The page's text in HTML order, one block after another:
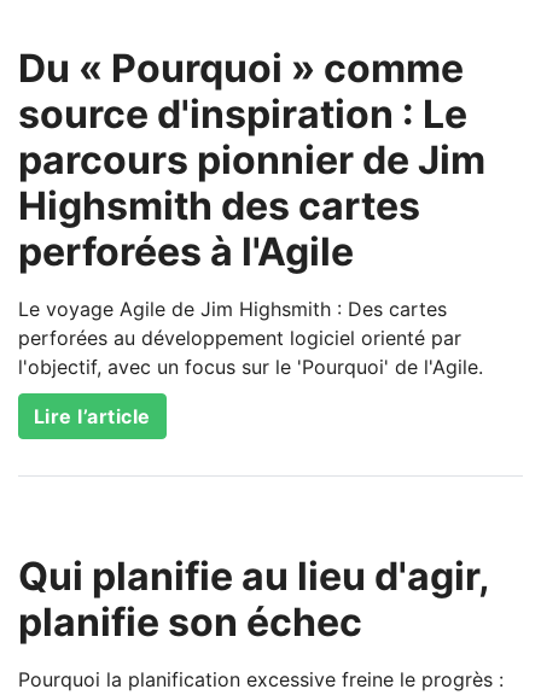
Du « Pourquoi » comme
source d'inspiration : Le
parcours pionnier de Jim
Highsmith des cartes
perforées à l'Agile
Le voyage Agile de Jim Highsmith : Des cartes
perforées au développement logiciel orienté par
l'objectif, avec un focus sur le 'Pourquoi' de l'Agile.
Lire l’article
Qui planifie au lieu d'agir,
planifie son échec
Pourquoi la planification excessive freine le progrès :